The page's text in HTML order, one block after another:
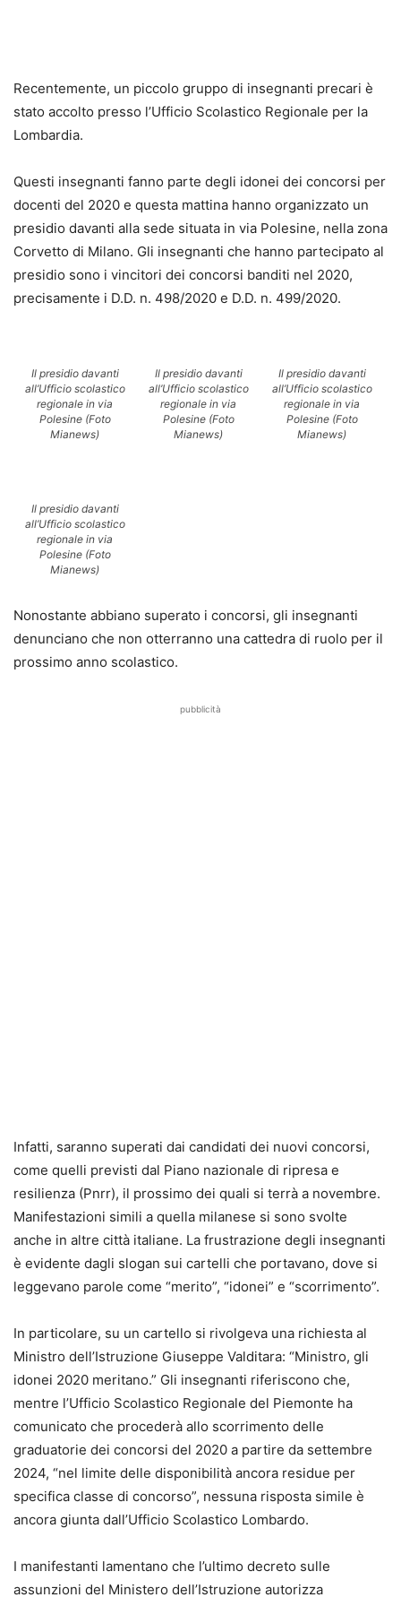
Recentemente, un piccolo gruppo di insegnanti precari è
stato accolto presso l’Ufficio Scolastico Regionale per la
Lombardia.
Questi insegnanti fanno parte degli idonei dei concorsi per
docenti del 2020 e questa mattina hanno organizzato un
presidio davanti alla sede situata in via Polesine, nella zona
Corvetto di Milano. Gli insegnanti che hanno partecipato al
presidio sono i vincitori dei concorsi banditi nel 2020,
precisamente i D.D. n. 498/2020 e D.D. n. 499/2020.
Il presidio davanti
all’Ufficio scolastico
regionale in via
Polesine (Foto
Mianews)
Il presidio davanti
all’Ufficio scolastico
regionale in via
Polesine (Foto
Mianews)
Il presidio davanti
all’Ufficio scolastico
regionale in via
Polesine (Foto
Mianews)
Il presidio davanti
all’Ufficio scolastico
regionale in via
Polesine (Foto
Mianews)
Nonostante abbiano superato i concorsi, gli insegnanti
denunciano che non otterranno una cattedra di ruolo per il
prossimo anno scolastico.
pubblicità
Infatti, saranno superati dai candidati dei nuovi concorsi,
come quelli previsti dal Piano nazionale di ripresa e
resilienza (Pnrr), il prossimo dei quali si terrà a novembre.
Manifestazioni simili a quella milanese si sono svolte
anche in altre città italiane. La frustrazione degli insegnanti
è evidente dagli slogan sui cartelli che portavano, dove si
leggevano parole come “merito”, “idonei” e “scorrimento”.
In particolare, su un cartello si rivolgeva una richiesta al
Ministro dell’Istruzione Giuseppe Valditara: “Ministro, gli
idonei 2020 meritano.” Gli insegnanti riferiscono che,
mentre l’Ufficio Scolastico Regionale del Piemonte ha
comunicato che procederà allo scorrimento delle
graduatorie dei concorsi del 2020 a partire da settembre
2024, “nel limite delle disponibilità ancora residue per
specifica classe di concorso”, nessuna risposta simile è
ancora giunta dall’Ufficio Scolastico Lombardo.
I manifestanti lamentano che l’ultimo decreto sulle
assunzioni del Ministero dell’Istruzione autorizza